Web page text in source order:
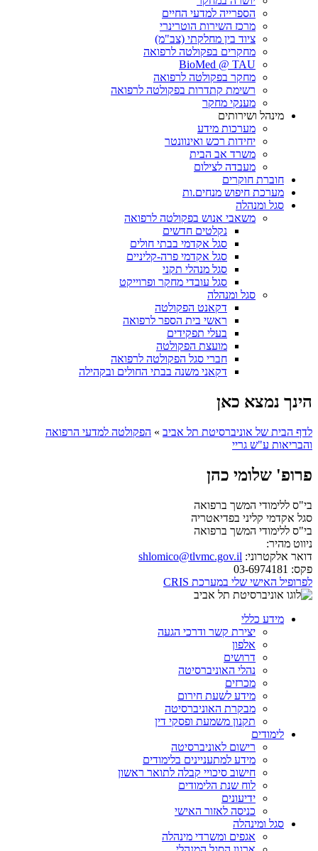
הספרייה למדעי החיים
מרכז השירות הוטרינרי
ציוד בין מחלקתי (צב"מ)
מחקרים בפקולטה לרפואה
BioMed @ TAU
מחקר בפקולטה לרפואה
רשימת קתדרות בפקולטה לרפואה
מענקי מחקר
מינהל ושירותים
מערכות מידע
יחידות רכש ואינוונטר
משרד אב הבית
מעבדה לצילום
חוברת חוקרים
מערכת חיפוש מנחים.ות
סגל ומנהלה
משאבי אנוש בפקולטה לרפואה
נקלטים חדשים
סגל אקדמי בבתי חולים
סגל אקדמי פרה-קליניים
סגל מנהלי תקני
סגל עובדי מחקר ופרוייקט
סגל ומנהלה
דקאנט הפקולטה
ראשי בית הספר לרפואה
בעלי תפקידים
מועצת הפקולטה
חברי סגל הפקולטה לרפואה
דקאני משנה בבתי החולים ובקהילה
הינך נמצא כאן
לדף הבית של אוניברסיטת תל אביב » הפקולטה למדעי הרפואה
והבריאות ע"ש גריי
פרופ' שלומי כהן
בי"ס ללימודי המשך ברפואה
סגל אקדמי קליני בפדיאטריה
בי"ס ללימודי המשך ברפואה
ניווט מהיר:
דואר אלקטרוני: shlomico@tlvmc.gov.il
פקס:
לפרופיל האישי שלי במערכת CRIS
מידע כללי
יצירת קשר ודרכי הגעה
אלפון
דרושים
נהלי האוניברסיטה
מכרזים
מידע לשעת חירום
מבקרת האוניברסיטה
תקנון משמעת ופסקי דין
לימודים
רישום לאוניברסיטה
מידע למתעניינים בלימודים
חישוב סיכויי קבלה לתואר ראשון
לוח שנת הלימודים
ידיעונים
כניסה לאזור האישי
סגל ומינהלה
אגפים ומשרדי מינהלה